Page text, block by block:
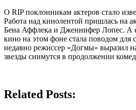
О RIP поклонникам актеров стало
Работа над кинолентой пришлась на
Бена Аффлека и Дженнифер Лопес. А
кино на этом фоне стала поводом для
недавно режиссер «Догмы» выразил
звезды снимутся в продолжении
Related Posts: